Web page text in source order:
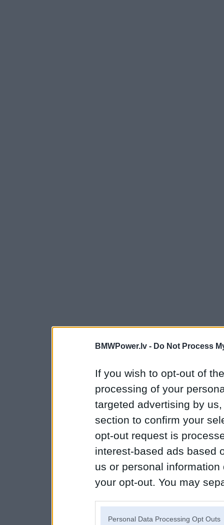
BMWPower.lv - Do Not Process
If you wish to opt-out of
processing of your
targeted advertising by
section to confirm your
opt-out request is
interest-based ads based
us or personal
your opt-out. You may
Personal Data Processing Opt Outs